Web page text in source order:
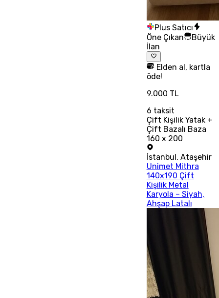
Plus Satıcı
Öne Çıkan
Büyük
İlan
Elden al, kartla
öde!
9.000 TL
6 taksit
Çift Kişilik Yatak +
Çift Bazalı Baza
160 x 200
İstanbul, Ataşehir
Unimet Mithra
140x190 Çift
Kişilik Metal
Karyola – Siyah,
Ahşap Latalı